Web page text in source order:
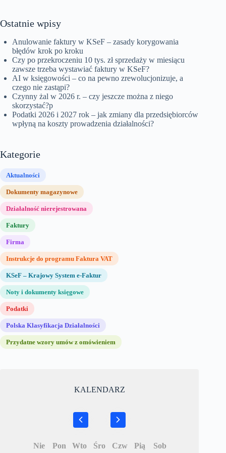
Ostatnie wpisy
Anulowanie faktury w KSeF – zasady korygowania
błędów krok po kroku
Czy po przekroczeniu 10 tys. zł sprzedaży w miesiącu
zawsze trzeba wystawiać faktury w KSeF?
AI w księgowości – co na pewno zrewolucjonizuje, a
czego nie zastąpi?
Czynny żal w 2026 r. – czy jeszcze można z niego
skorzystać?p
Podatki 2026 i 2027 rok – jak zmiany dla przedsiębiorców
wpłyną na koszty prowadzenia działalności?
Kategorie
Aktualności
Dokumenty magazynowe
Działalność nierejestrowana
Faktury
Firma
Instrukcje do programu Faktura VAT
KSeF – Krajowy System e-Faktur
Noty i dokumenty księgowe
Podatki
Polska Klasyfikacja Działalności
Przydatne wzory umów z omówieniem
KALENDARZ
Nie Pon Wto Śro Czw Pią Sob